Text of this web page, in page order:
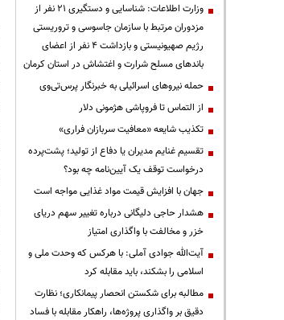
وزارت اطلاعات: شناسایی و دستگیری ۲۱ نفر از
مزدوران مرتبط با سازمان جاسوسی و تروریستی
رژیم صهیونیستی و بازداشت ۴ نفر از اعضای
باندهای مسلح شرارت و اغتشاش در استان کرمان
حمله نیروهای اسرائیلی به خبرنگار پرس‌تی‌وی
از التماس تا فروپاشی هژمونی دلار
تکذیب شایعه «معافیت سربازان فراری»
تقسیم غنایم مدیران یا دفاع از تولید؛ پشت‌پرده
درخواست توقف یک آیین‌نامه چه بود؟
جهان با افزایش قیمت مواد غذایی مواجه است
هشدار حاجی دلیگانی درباره تغییر سهم دریای
خزر و مخالفت با واگذاری امتیاز
آیت‌الله جوادی آملی: با هرکس که وحدت ملی و
اسلامی را بشکند، باید مقابله کرد
مطالبه برای شکستن انحصار پیمانکاری؛ نظارت
دقیق بر واگذاری پروژه‌ها، راهکار مقابله با فساد